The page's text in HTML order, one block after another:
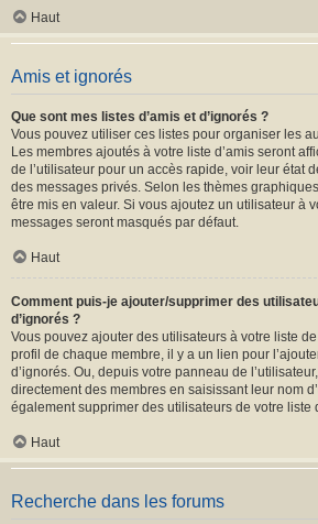
Haut
Amis et ignorés
Que sont mes listes d’amis et d’ignorés ?
Vous pouvez utiliser ces listes pour organiser les
Les membres ajoutés à votre liste d’amis seront
de l’utilisateur pour un accès rapide, voir leur état
des messages privés. Selon les thèmes
être mis en valeur. Si vous ajoutez un utilisateur à
messages seront masqués par défaut.
Haut
Comment puis-je ajouter/supprimer des
d’ignorés ?
Vous pouvez ajouter des utilisateurs à votre liste
profil de chaque membre, il y a un lien pour
d’ignorés. Ou, depuis votre panneau de
directement des membres en saisissant leur nom
également supprimer des utilisateurs de votre liste
Haut
Recherche dans les forums